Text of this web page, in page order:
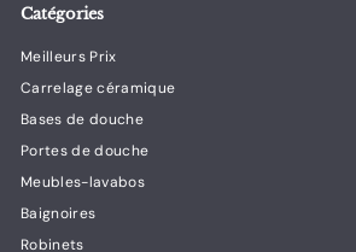
Catégories
Meilleurs Prix
Carrelage céramique
Bases de douche
Portes de douche
Meubles-lavabos
Baignoires
Robinets